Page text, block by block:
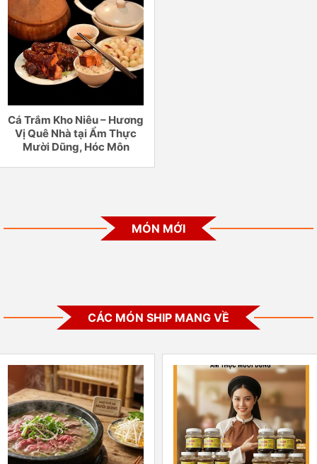
Cá Trắm Kho Niêu – Hương
Vị Quê Nhà tại Ẩm Thực
Mười Dũng, Hóc Môn
MÓN MỚI
CÁC MÓN SHIP MANG VỀ